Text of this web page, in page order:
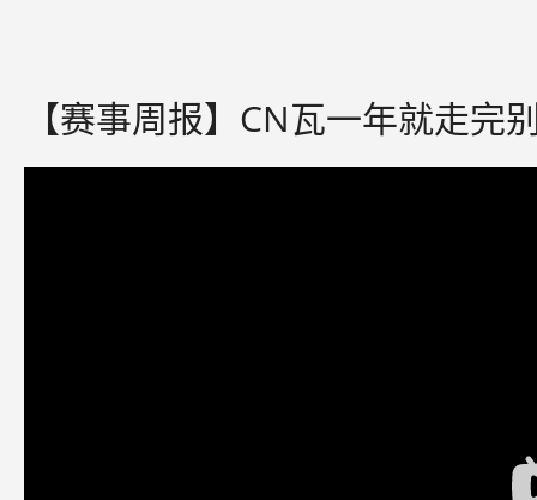
【赛事周报】CN瓦一年就走